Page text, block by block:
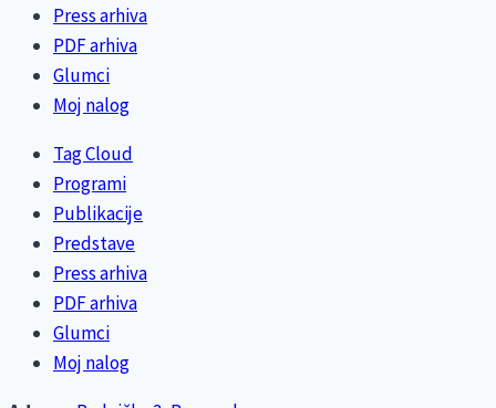
Press arhiva
PDF arhiva
Glumci
Moj nalog
Tag Cloud
Programi
Publikacije
Predstave
Press arhiva
PDF arhiva
Glumci
Moj nalog